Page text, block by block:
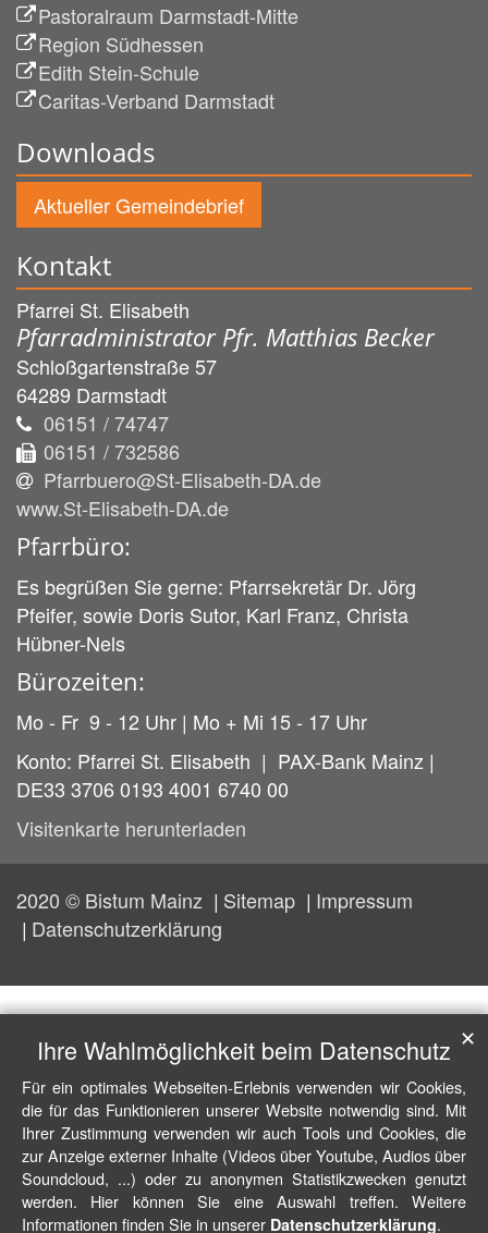
Pastoralraum Darmstadt-Mitte
Region Südhessen
Edith Stein-Schule
Caritas-Verband Darmstadt
Downloads
Aktueller Gemeindebrief
Kontakt
Pfarrei St. Elisabeth
Pfarradministrator Pfr. Matthias Becker
Schloßgartenstraße 57
64289 Darmstadt
06151 / 74747
06151 / 732586
Pfarrbuero@St-Elisabeth-DA.de
www.St-Elisabeth-DA.de
Pfarrbüro:
Es begrüßen Sie gerne: Pfarrsekretär Dr. Jörg
Pfeifer, sowie Doris Sutor, Karl Franz, Christa
Hübner-Nels
Bürozeiten:
Mo - Fr 9 - 12 Uhr | Mo + Mi 15 - 17 Uhr
Konto: Pfarrei St. Elisabeth | PAX-Bank Mainz |
DE33 3706 0193 4001 6740 00
Visitenkarte herunterladen
2020 © Bistum Mainz Sitemap
Impressum
Datenschutzerklärung
Ihre Wahlmöglichkeit beim Datenschutz
Für ein optimales Webseiten-Erlebnis verwenden wir Cookies,
die für das Funktionieren unserer Website notwendig sind. Mit
Ihrer Zustimmung verwenden wir auch Tools und Cookies, die
zur Anzeige externer Inhalte (Videos über Youtube, Audios über
Soundcloud, ...) oder zu anonymen Statistikzwecken genutzt
werden. Hier können Sie eine Auswahl treffen. Weitere
Informationen finden Sie in unserer Datenschutzerklärung.
✕